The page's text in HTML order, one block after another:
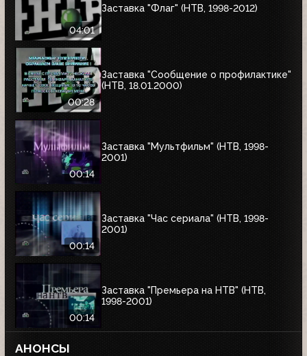
04:01
Заставка "Флаг" (НТВ, 1998-2012)
00:28
Заставка "Сообщение о профилактике"
(НТВ, 18.01.2000)
00:14
Заставка "Мультфильм" (НТВ, 1998-
2001)
00:14
Заставка "Час сериала" (НТВ, 1998-
2001)
00:14
Заставка "Премьера на НТВ" (НТВ,
1998-2001)
АНОНСЫ